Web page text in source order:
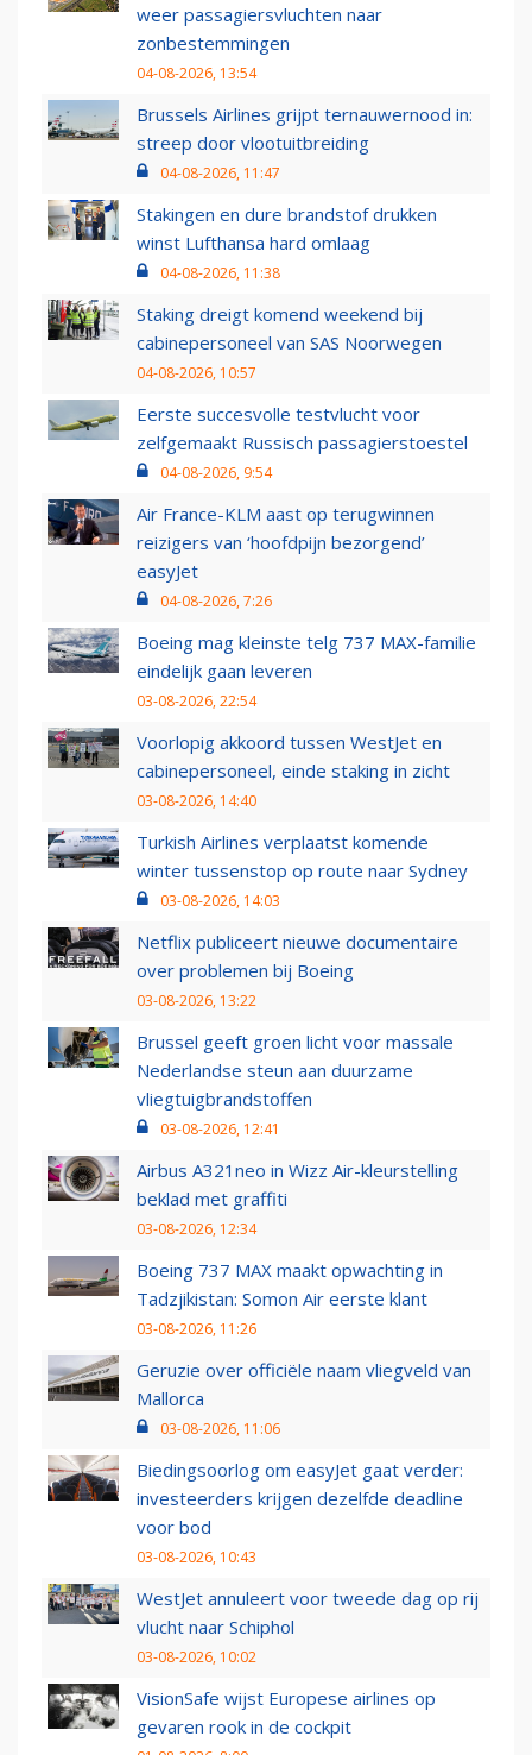
weer passagiersvluchten naar
zonbestemmingen
04-08-2026, 13:54
Brussels Airlines grijpt ternauwernood in:
streep door vlootuitbreiding
04-08-2026, 11:47
Stakingen en dure brandstof drukken
winst Lufthansa hard omlaag
04-08-2026, 11:38
Staking dreigt komend weekend bij
cabinepersoneel van SAS Noorwegen
04-08-2026, 10:57
Eerste succesvolle testvlucht voor
zelfgemaakt Russisch passagierstoestel
04-08-2026, 9:54
Air France-KLM aast op terugwinnen
reizigers van ‘hoofdpijn bezorgend’
easyJet
04-08-2026, 7:26
Boeing mag kleinste telg 737 MAX-familie
eindelijk gaan leveren
03-08-2026, 22:54
Voorlopig akkoord tussen WestJet en
cabinepersoneel, einde staking in zicht
03-08-2026, 14:40
Turkish Airlines verplaatst komende
winter tussenstop op route naar Sydney
03-08-2026, 14:03
Netflix publiceert nieuwe documentaire
over problemen bij Boeing
03-08-2026, 13:22
Brussel geeft groen licht voor massale
Nederlandse steun aan duurzame
vliegtuigbrandstoffen
03-08-2026, 12:41
Airbus A321neo in Wizz Air-kleurstelling
beklad met graffiti
03-08-2026, 12:34
Boeing 737 MAX maakt opwachting in
Tadzjikistan: Somon Air eerste klant
03-08-2026, 11:26
Geruzie over officiële naam vliegveld van
Mallorca
03-08-2026, 11:06
Biedingsoorlog om easyJet gaat verder:
investeerders krijgen dezelfde deadline
voor bod
03-08-2026, 10:43
WestJet annuleert voor tweede dag op rij
vlucht naar Schiphol
03-08-2026, 10:02
VisionSafe wijst Europese airlines op
gevaren rook in de cockpit